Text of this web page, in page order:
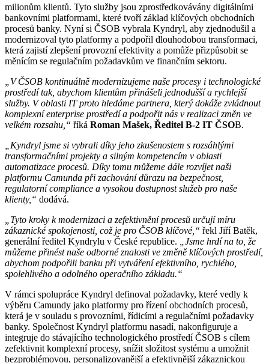
milionům klientů. Tyto služby jsou zprostředkovávány digitálními
bankovními platformami, které tvoří základ klíčových obchodních
procesů banky. Nyní si ČSOB vybrala Kyndryl, aby zjednodušil a
modernizoval tyto platformy a podpořil dlouhodobou transformaci,
která zajistí zlepšení provozní efektivity a pomůže přizpůsobit se
měnícím se regulačním požadavkům ve finančním sektoru.
„V ČSOB kontinuálně modernizujeme naše procesy i technologické
prostředí tak, abychom klientům přinášeli jednodušší a rychlejší
služby. V oblasti IT proto hledáme partnera, který dokáže zvládnout
komplexní enterprise prostředí a podpořit nás v realizaci změn ve
velkém rozsahu,“ říká Roman Mašek, Ředitel B-2 IT ČSOB.
„Kyndryl jsme si vybrali díky jeho zkušenostem s rozsáhlými
transformačními projekty a silným kompetencím v oblasti
automatizace procesů. Díky tomu můžeme dále rozvíjet naši
platformu Camunda při zachování důrazu na bezpečnost,
regulatorní compliance a vysokou dostupnost služeb pro naše
klienty,“ dodává.
„Tyto kroky k modernizaci a zefektivnění procesů určují míru
zákaznické spokojenosti, což je pro ČSOB klíčové,“ řekl Jiří Batěk,
generální ředitel Kyndrylu v České republice.
„Jsme hrdí na to, že
můžeme přinést naše odborné znalosti ve změně klíčových prostředí,
abychom podpořili banku při vytváření efektivního, rychlého,
spolehlivého a odolného operačního základu.“
V rámci spolupráce Kyndryl definoval požadavky, které vedly k
výběru Camundy jako platformy pro řízení obchodních procesů,
která je v souladu s provozními, řídicími a regulačními požadavky
banky. Společnost Kyndryl platformu nasadí, nakonfiguruje a
integruje do stávajícího technologického prostředí ČSOB s cílem
zefektivnit komplexní procesy, snížit složitost systému a umožnit
bezproblémovou, personalizovanější a efektivnější zákaznickou